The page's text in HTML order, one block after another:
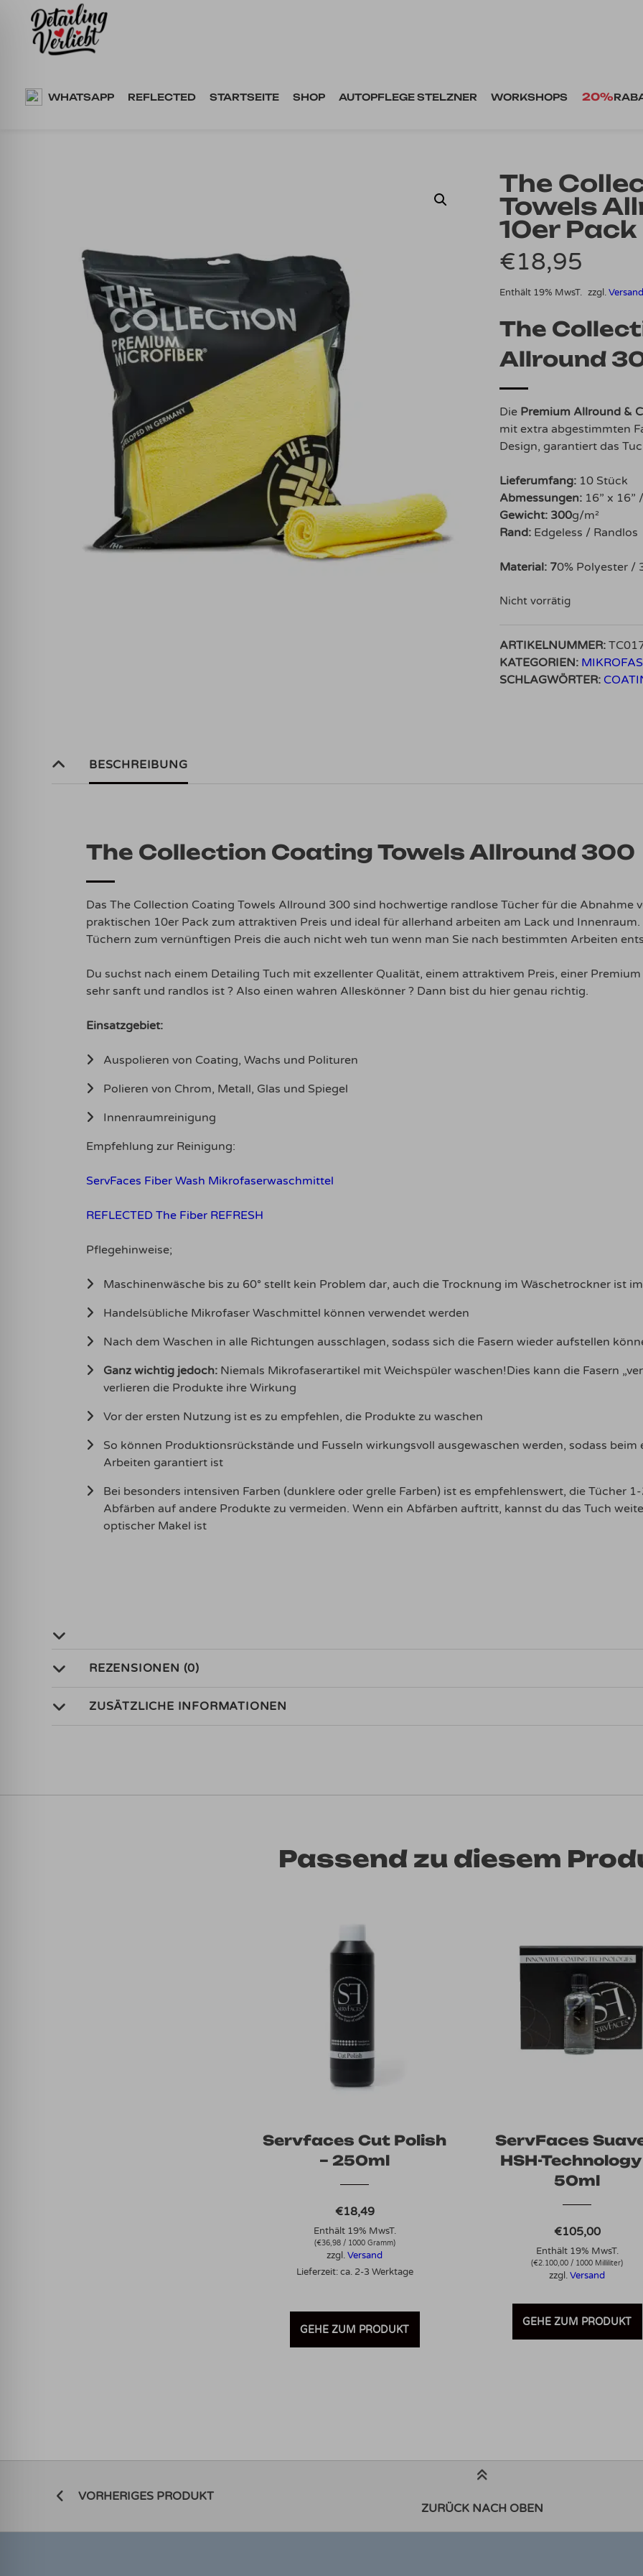
Springe
WHATSAPP REFLECTED STARTSEITE SHOP AUTOPFLEGE STELZNER WORKSHOPS 20%
The
Towels
10er Pack
€18,95
Enthält 19% MwsT. zzgl.Versand
The
Allround
Die Premium Allround &
mit extra abgestimmten
Design, garantiert das
Lieferumfang: 10 Stück
Abmessungen: 16” x 16”
Gewicht: 300g/m²
Rand: Edgeless / Randlos
Material: 70% Polyester /
Nicht vorrätig
ARTIKELNUMMER:
KATEGORIEN:
SCHLAGWÖRTER:
BESCHREIBUNG
The Collection Coating Towels Allround 300
Das The Collection Coating Towels Allround 300 sind hochwertige randlose Tücher für die Abnahme
praktischen 10er Pack zum attraktiven Preis und ideal für allerhand arbeiten am Lack und
Tüchern zum vernünftigen Preis die auch nicht weh tun wenn man Sie nach bestimmten Arbeiten
Du suchst nach einem Detailing Tuch mit exzellenter Qualität, einem attraktivem Preis, einer
sehr sanft und randlos ist ? Also einen wahren Alleskönner ? Dann bist du hier genau richtig.
Einsatzgebiet:
Auspolieren von Coating, Wachs und Polituren
Polieren von Chrom, Metall, Glas und Spiegel
Innenraumreinigung
Empfehlung zur Reinigung:
ServFaces Fiber Wash Mikrofaserwaschmittel
REFLECTED The Fiber REFRESH
Pflegehinweise;
Maschinenwäsche bis zu 60° stellt kein Problem dar, auch die Trocknung im Wäschetrockner ist
Handelsübliche Mikrofaser Waschmittel können verwendet werden
Nach dem Waschen in alle Richtungen ausschlagen, sodass sich die Fasern wieder aufstellen
Ganz wichtig jedoch:Niemals Mikrofaserartikel mit Weichspüler waschen!Dies kann die Fasern
verlieren die Produkte ihre Wirkung
Vor der ersten Nutzung ist es zu empfehlen, die Produkte zu waschen
So können Produktionsrückstände und Fusseln wirkungsvoll ausgewaschen werden, sodass
Arbeiten garantiert ist
Bei besonders intensiven Farben (dunklere oder grelle Farben) ist es empfehlenswert, die Tücher
Abfärben auf andere Produkte zu vermeiden. Wenn ein Abfärben auftritt, kannst du das Tuch
optischer Makel ist
REZENSIONEN (0)
ZUSÄTZLICHE INFORMATIONEN
Passend zu diesem
Servfaces Cut Polish
– 250ml
€18,49
Enthält 19% MwsT.
(€36,98/ 1000 Gramm)
zzgl.Versand
Lieferzeit: ca. 2-3 Werktage
GEHE ZUM PRODUKT
ServFaces
HSH-Technology
50ml
€105,00
Enthält 19% MwsT.
(€2.100,00 / 1000 Milliliter)
zzgl.Versand
GEHE ZUM PRODUKT
VORHERIGES PRODUKT
ZURÜCK NACH OBEN